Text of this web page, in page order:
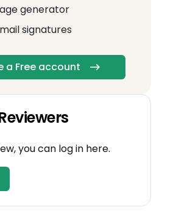
generator
signatures
a Free account
you can log in here.